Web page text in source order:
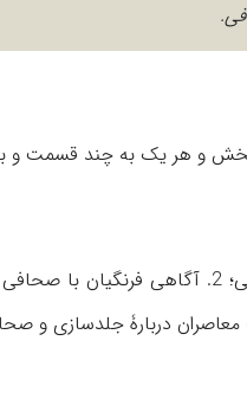
و هر یک به چند قسمت و